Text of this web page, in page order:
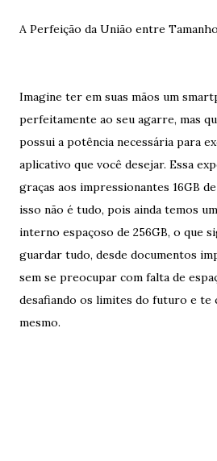
A Perfeição da União entre
Imagine ter em suas mãos um
perfeitamente ao seu agarre, mas
possui a potência necessária para
aplicativo que você desejar. Essa
graças aos impressionantes 16GB
isso não é tudo, pois ainda temos
interno espaçoso de 256GB, o que
guardar tudo, desde documentos
sem se preocupar com falta de
desafiando os limites do futuro e te
mesmo.